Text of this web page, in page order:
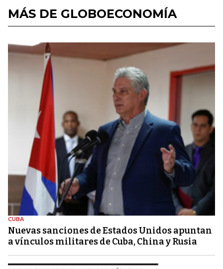
MÁS DE GLOBOECONOMÍA
CUBA
Nuevas sanciones de Estados Unidos apuntan
a vínculos militares de Cuba, China y Rusia